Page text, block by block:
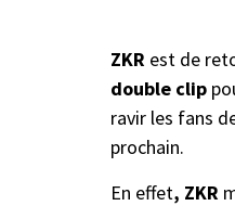
ZKR est de
double clip
ravir les fans
prochain.
En effet, ZKR